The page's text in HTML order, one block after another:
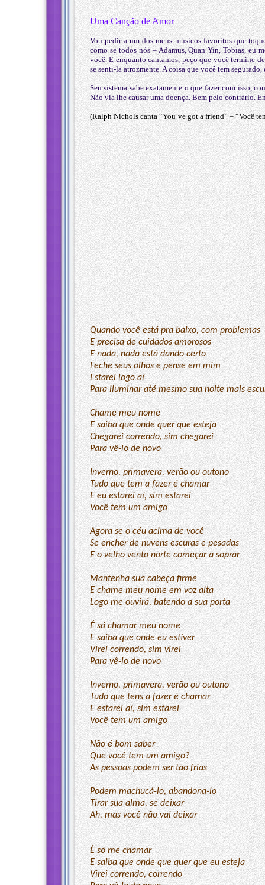
Uma Canção de Amor
Vou pedir a um dos meus músicos favoritos que
como se todos nós – Adamus, Quan Yin, Tobias, eu
você. E enquanto cantamos, peço que você termine
se senti-la atrozmente. A coisa que você tem
Seu sistema sabe exatamente o que fazer com isso,
Não via lhe causar uma doença. Bem pelo contrário.
(Ralph Nichols canta “You’ve got a friend” – “Você
Quando você está pra baixo, com problemas
E precisa de cuidados amorosos
E nada, nada está dando certo
Feche seus olhos e pense em mim
Estarei logo aí
Para iluminar até mesmo sua noite mais
Chame meu nome
E saiba que onde quer que esteja
Chegarei correndo, sim chegarei
Para vê-lo de novo
Inverno, primavera, verão ou outono
Tudo que tem a fazer é chamar
E eu estarei aí, sim estarei
Você tem um amigo
Agora se o céu acima de você
Se encher de nuvens escuras e pesadas
E o velho vento norte começar a soprar
Mantenha sua cabeça firme
E chame meu nome em voz alta
Logo me ouvirá, batendo a sua porta
É só chamar meu nome
E saiba que onde eu estiver
Virei correndo, sim virei
Para vê-lo de novo
Inverno, primavera, verão ou outono
Tudo que tens a fazer é chamar
E estarei aí, sim estarei
Você tem um amigo
Não é bom saber
Que você tem um amigo?
As pessoas podem ser tão frias
Podem machucá-lo, abandona-lo
Tirar sua alma, se deixar
Ah, mas você não vai deixar
É só me chamar
E saiba que onde que quer que eu esteja
Virei correndo, correndo